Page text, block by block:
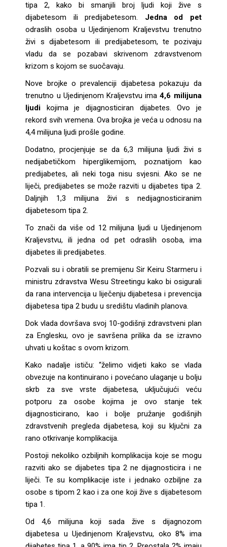
tipa 2, kako bi smanjili broj ljudi koji žive s
dijabetesom ili predijabetesom. Jedna od pet
odraslih osoba u Ujedinjenom Kraljevstvu trenutno
živi s dijabetesom ili predijabetesom, te pozivaju
vladu da se pozabavi skrivenom zdravstvenom
krizom s kojom se suočavaju.
Nove brojke o prevalenciji dijabetesa pokazuju da
trenutno u Ujedinjenom Kraljevstvu ima4,6 milijuna
ljudi kojima je dijagnosticiran dijabetes. Ovo je
rekord svih vremena. Ova brojka je veća u odnosu na
4,4 milijuna ljudi prošle godine.
Dodatno, procjenjuje se da 6,3 milijuna ljudi živi s
nedijabetičkom hiperglikemijom, poznatijom kao
predijabetes, ali neki toga nisu svjesni. Ako se ne
liječi, predijabetes se može razviti u dijabetes tipa 2.
Daljnjih 1,3 milijuna živi s nedijagnosticiranim
dijabetesom tipa 2.
To znači da više od 12 milijuna ljudi u Ujedinjenom
Kraljevstvu, ili jedna od pet odraslih osoba, ima
dijabetes ili predijabetes.
Pozvali su i obratili se premijenu Sir Keiru Starmeru i
ministru zdravstva Wesu Streetingu kako bi osigurali
da rana intervencija u liječenju dijabetesa i prevencija
dijabetesa tipa 2 budu u središtu vladinih planova.
Dok vlada dovršava svoj 10-godišnji zdravstveni plan
za Englesku, ovo je savršena prilika da se izravno
uhvati u koštac s ovom krizom.
Kako nadalje ističu: “želimo vidjeti kako se vlada
obvezuje na kontinuirano i povećano ulaganje u bolju
skrb za sve vrste dijabetesa, uključujući veću
potporu za osobe kojima je ovo stanje tek
dijagnosticirano, kao i bolje pružanje godišnjih
zdravstvenih pregleda dijabetesa, koji su ključni za
rano otkrivanje komplikacija.
Postoji nekoliko ozbiljnih komplikacija koje se mogu
razviti ako se dijabetes tipa 2 ne dijagnosticira i ne
liječi. Te su komplikacije iste i jednako ozbiljne za
osobe s tipom 2 kao i za one koji žive s dijabetesom
tipa 1.
Od 4,6 milijuna koji sada žive s dijagnozom
dijabetesa u Ujedinjenom Kraljevstvu, oko 8% ima